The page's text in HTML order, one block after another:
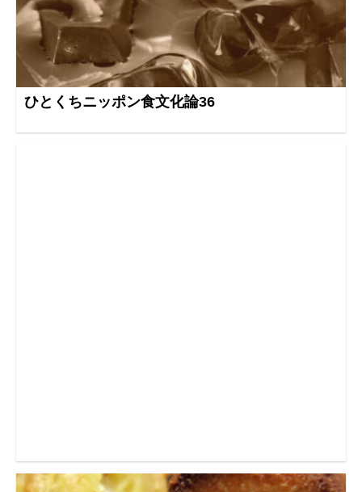
ひとくちニッポン食文化論36